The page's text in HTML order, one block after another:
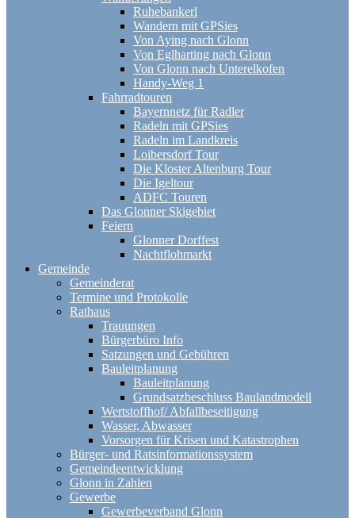
Ruhebankerl
Wandern mit GPSies
Von Aying nach Glonn
Von Eglharting nach Glonn
Von Glonn nach Unterelkofen
Handy-Weg 1
Fahrradtouren
Bayernnetz für Radler
Radeln mit GPSies
Radeln im Landkreis
Loibersdorf Tour
Die Kloster Altenburg Tour
Die Igeltour
ADFC Touren
Das Glonner Skigebiet
Feiern
Glonner Dorffest
Nachtflohmarkt
Gemeinde
Gemeinderat
Termine und Protokolle
Rathaus
Trauungen
Bürgerbüro Info
Satzungen und Gebühren
Bauleitplanung
Bauleitplanung
Grundsatzbeschluss Baulandmodell
Wertstoffhof/ Abfallbeseitigung
Wasser, Abwasser
Vorsorgen für Krisen und Katastrophen
Bürger- und Ratsinformationssystem
Gemeindeentwicklung
Glonn in Zahlen
Gewerbe
Gewerbeverband Glonn